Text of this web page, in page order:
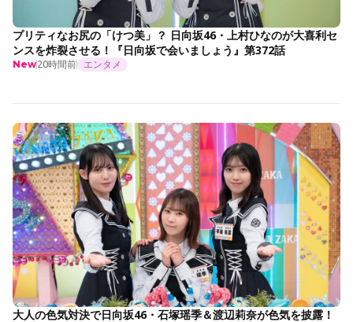
プリティなお尻の「けつ美」？ 日向坂46・上村ひなのが大喜利セ
ンスを炸裂させる！『日向坂で会いましょう』第372話
New20時間前 エンタメ
大人の色気対決で日向坂46・石塚瑶季＆渡辺莉奈が色気を披露！